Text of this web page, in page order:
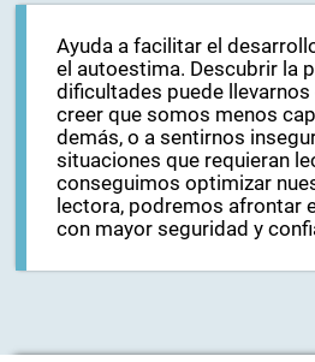
Ayuda a facilitar el
el autoestima. Descubrir la
dificultades puede
creer que somos menos
demás, o a sentirnos
situaciones que requieran
conseguimos optimizar
lectora, podremos afrontar
con mayor seguridad y